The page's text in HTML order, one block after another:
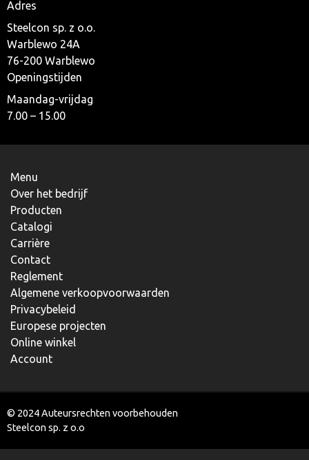
Adres
Steelcon sp. z o.o.
Warblewo 24A
76-200 Warblewo
Openingstijden
Maandag-vrijdag
7.00 – 15.00
Menu
Over het bedrijf
Producten
Catalogi
Carrière
Contact
Reglement
Algemene verkoopvoorwaarden
Privacybeleid
Europese projecten
Online winkel
Account
© 2024 Auteursrechten voorbehouden
Steelcon sp. z o.o